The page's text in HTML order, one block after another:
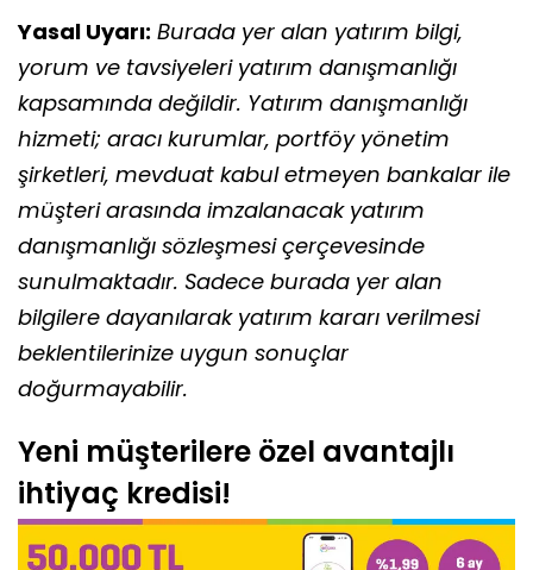
Yasal Uyarı: Burada yer alan yatırım bilgi,
yorum ve tavsiyeleri yatırım danışmanlığı
kapsamında değildir. Yatırım danışmanlığı
hizmeti; aracı kurumlar, portföy yönetim
şirketleri, mevduat kabul etmeyen bankalar ile
müşteri arasında imzalanacak yatırım
danışmanlığı sözleşmesi çerçevesinde
sunulmaktadır. Sadece burada yer alan
bilgilere dayanılarak yatırım kararı verilmesi
beklentilerinize uygun sonuçlar
doğurmayabilir.
Yeni müşterilere özel avantajlı
ihtiyaç kredisi!